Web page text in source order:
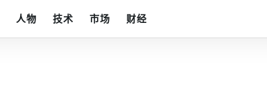
人物 技术 市场 财经